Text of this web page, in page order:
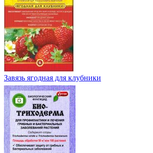
Завязь ягодная для клубники